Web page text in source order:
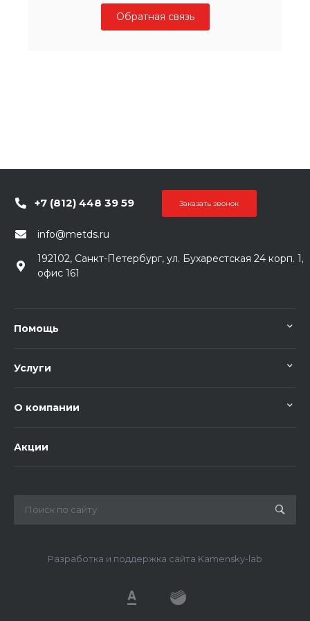
Обратная связь
+7 (812) 448 39 59 Заказать звонок
info@metds.ru
192102, Санкт-Петербург, ул. Бухарестская 24 корп. 1,
офис 161
Помощь
Услуги
О компании
Акции
Разработка и поддержка сайта Kamensky-lab